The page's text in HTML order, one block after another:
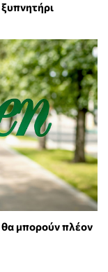
μπορούν πλέον